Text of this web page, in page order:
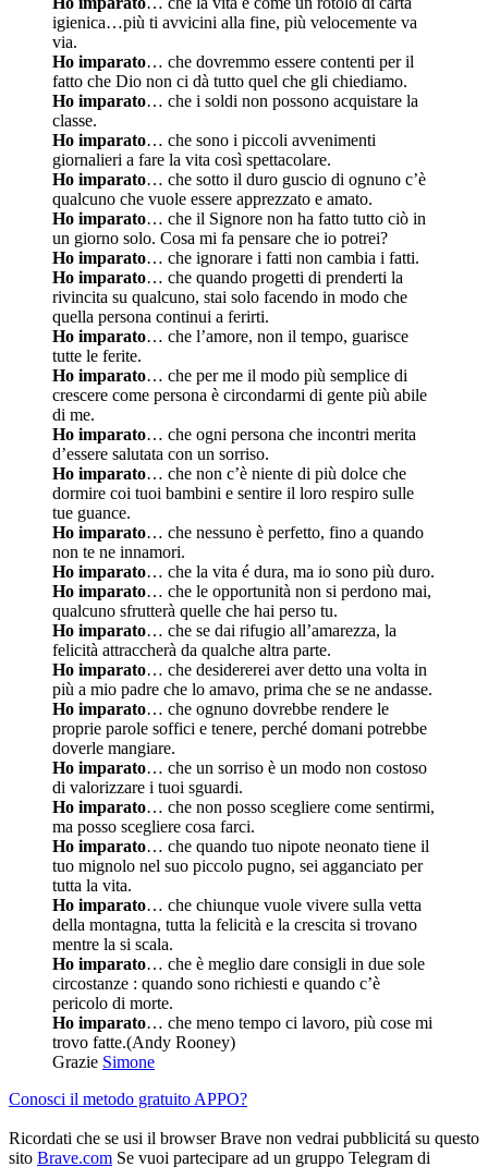
igienica…più ti avvicini alla fine, più velocemente va
via.
Ho imparato… che dovremmo essere contenti per il
fatto che Dio non ci dà tutto quel che gli chiediamo.
Ho imparato… che i soldi non possono acquistare la
classe.
Ho imparato… che sono i piccoli avvenimenti
giornalieri a fare la vita così spettacolare.
Ho imparato… che sotto il duro guscio di ognuno c’è
qualcuno che vuole essere apprezzato e amato.
Ho imparato… che il Signore non ha fatto tutto ciò in
un giorno solo. Cosa mi fa pensare che io potrei?
Ho imparato… che ignorare i fatti non cambia i fatti.
Ho imparato… che quando progetti di prenderti la
rivincita su qualcuno, stai solo facendo in modo che
quella persona continui a ferirti.
Ho imparato… che l’amore, non il tempo, guarisce
tutte le ferite.
Ho imparato… che per me il modo più semplice di
crescere come persona è circondarmi di gente più abile
di me.
Ho imparato… che ogni persona che incontri merita
d’essere salutata con un sorriso.
Ho imparato… che non c’è niente di più dolce che
dormire coi tuoi bambini e sentire il loro respiro sulle
tue guance.
Ho imparato… che nessuno è perfetto, fino a quando
non te ne innamori.
Ho imparato… che la vita é dura, ma io sono più duro.
Ho imparato… che le opportunità non si perdono mai,
qualcuno sfrutterà quelle che hai perso tu.
Ho imparato… che se dai rifugio all’amarezza, la
felicità attraccherà da qualche altra parte.
Ho imparato… che desidererei aver detto una volta in
più a mio padre che lo amavo, prima che se ne andasse.
Ho imparato… che ognuno dovrebbe rendere le
proprie parole soffici e tenere, perché domani potrebbe
doverle mangiare.
Ho imparato… che un sorriso è un modo non costoso
di valorizzare i tuoi sguardi.
Ho imparato… che non posso scegliere come sentirmi,
ma posso scegliere cosa farci.
Ho imparato… che quando tuo nipote neonato tiene il
tuo mignolo nel suo piccolo pugno, sei agganciato per
tutta la vita.
Ho imparato… che chiunque vuole vivere sulla vetta
della montagna, tutta la felicità e la crescita si trovano
mentre la si scala.
Ho imparato… che è meglio dare consigli in due sole
circostanze : quando sono richiesti e quando c’è
pericolo di morte.
Ho imparato… che meno tempo ci lavoro, più cose mi
trovo fatte.(Andy Rooney)
Grazie Simone
Conosci il metodo gratuito APPO?
Ricordati che se usi il browser Brave non vedrai pubblicitá su questo
sito Brave.com Se vuoi partecipare ad un gruppo Telegram di